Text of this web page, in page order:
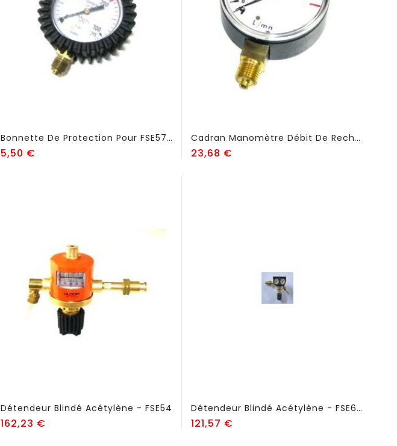
Bonnette De Protection Pour FSE57 - FSE59
5,50 €
Cadran Manomètre Débit De Rechange - FSE57
23,68 €
Détendeur Blindé Acétylène - FSE54
162,23 €
Détendeur Blindé Acétylène - FSE651
121,57 €